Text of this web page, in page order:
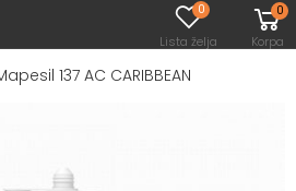
menu
0
Lista želja
0
Korpa
137 AC CARIBBEAN